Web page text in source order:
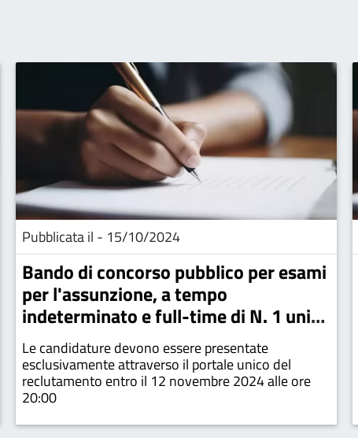
Pubblicata il - 15/10/2024
Bando di concorso pubblico per esami
per l'assunzione, a tempo
indeterminato e full-time di N. 1 unità
appartenente all'Area degli istruttori.
- Area Polizia Locale. Codice
Procedura F295-Polizia Locale-2024
Le candidature devono essere presentate
esclusivamente attraverso il portale unico del
reclutamento entro il 12 novembre 2024 alle ore
20:00